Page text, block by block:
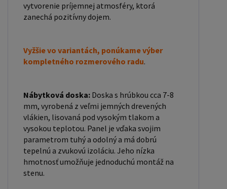
vytvorenie príjemnej atmosféry, ktorá
zanechá pozitívny dojem.
Vyžšie vo variantách, ponúkame výber
kompletného rozmerového radu.
Nábytková doska: Doska s hrúbkou cca 7-8
mm, vyrobená z veľmi jemných drevených
vlákien, lisovaná pod vysokým tlakom a
vysokou teplotou. Panel je vďaka svojim
parametrom tuhý a odolný a má dobrú
tepelnú a zvukovú izoláciu. Jeho nízka
hmotnosť umožňuje jednoduchú montáž na
stenu.